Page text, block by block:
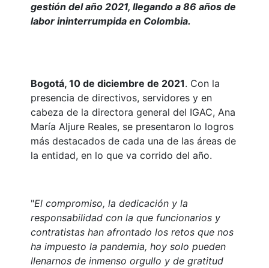
gestión del año 2021, llegando a 86 años de
labor ininterrumpida en Colombia.
Bogotá, 10 de diciembre de 2021. Con la
presencia de directivos, servidores y en
cabeza de la directora general del IGAC, Ana
María Aljure Reales, se presentaron lo logros
más destacados de cada una de las áreas de
la entidad, en lo que va corrido del año.
"El compromiso, la dedicación y la
responsabilidad con la que funcionarios y
contratistas han afrontado los retos que nos
ha impuesto la pandemia, hoy solo pueden
llenarnos de inmenso orgullo y de gratitud